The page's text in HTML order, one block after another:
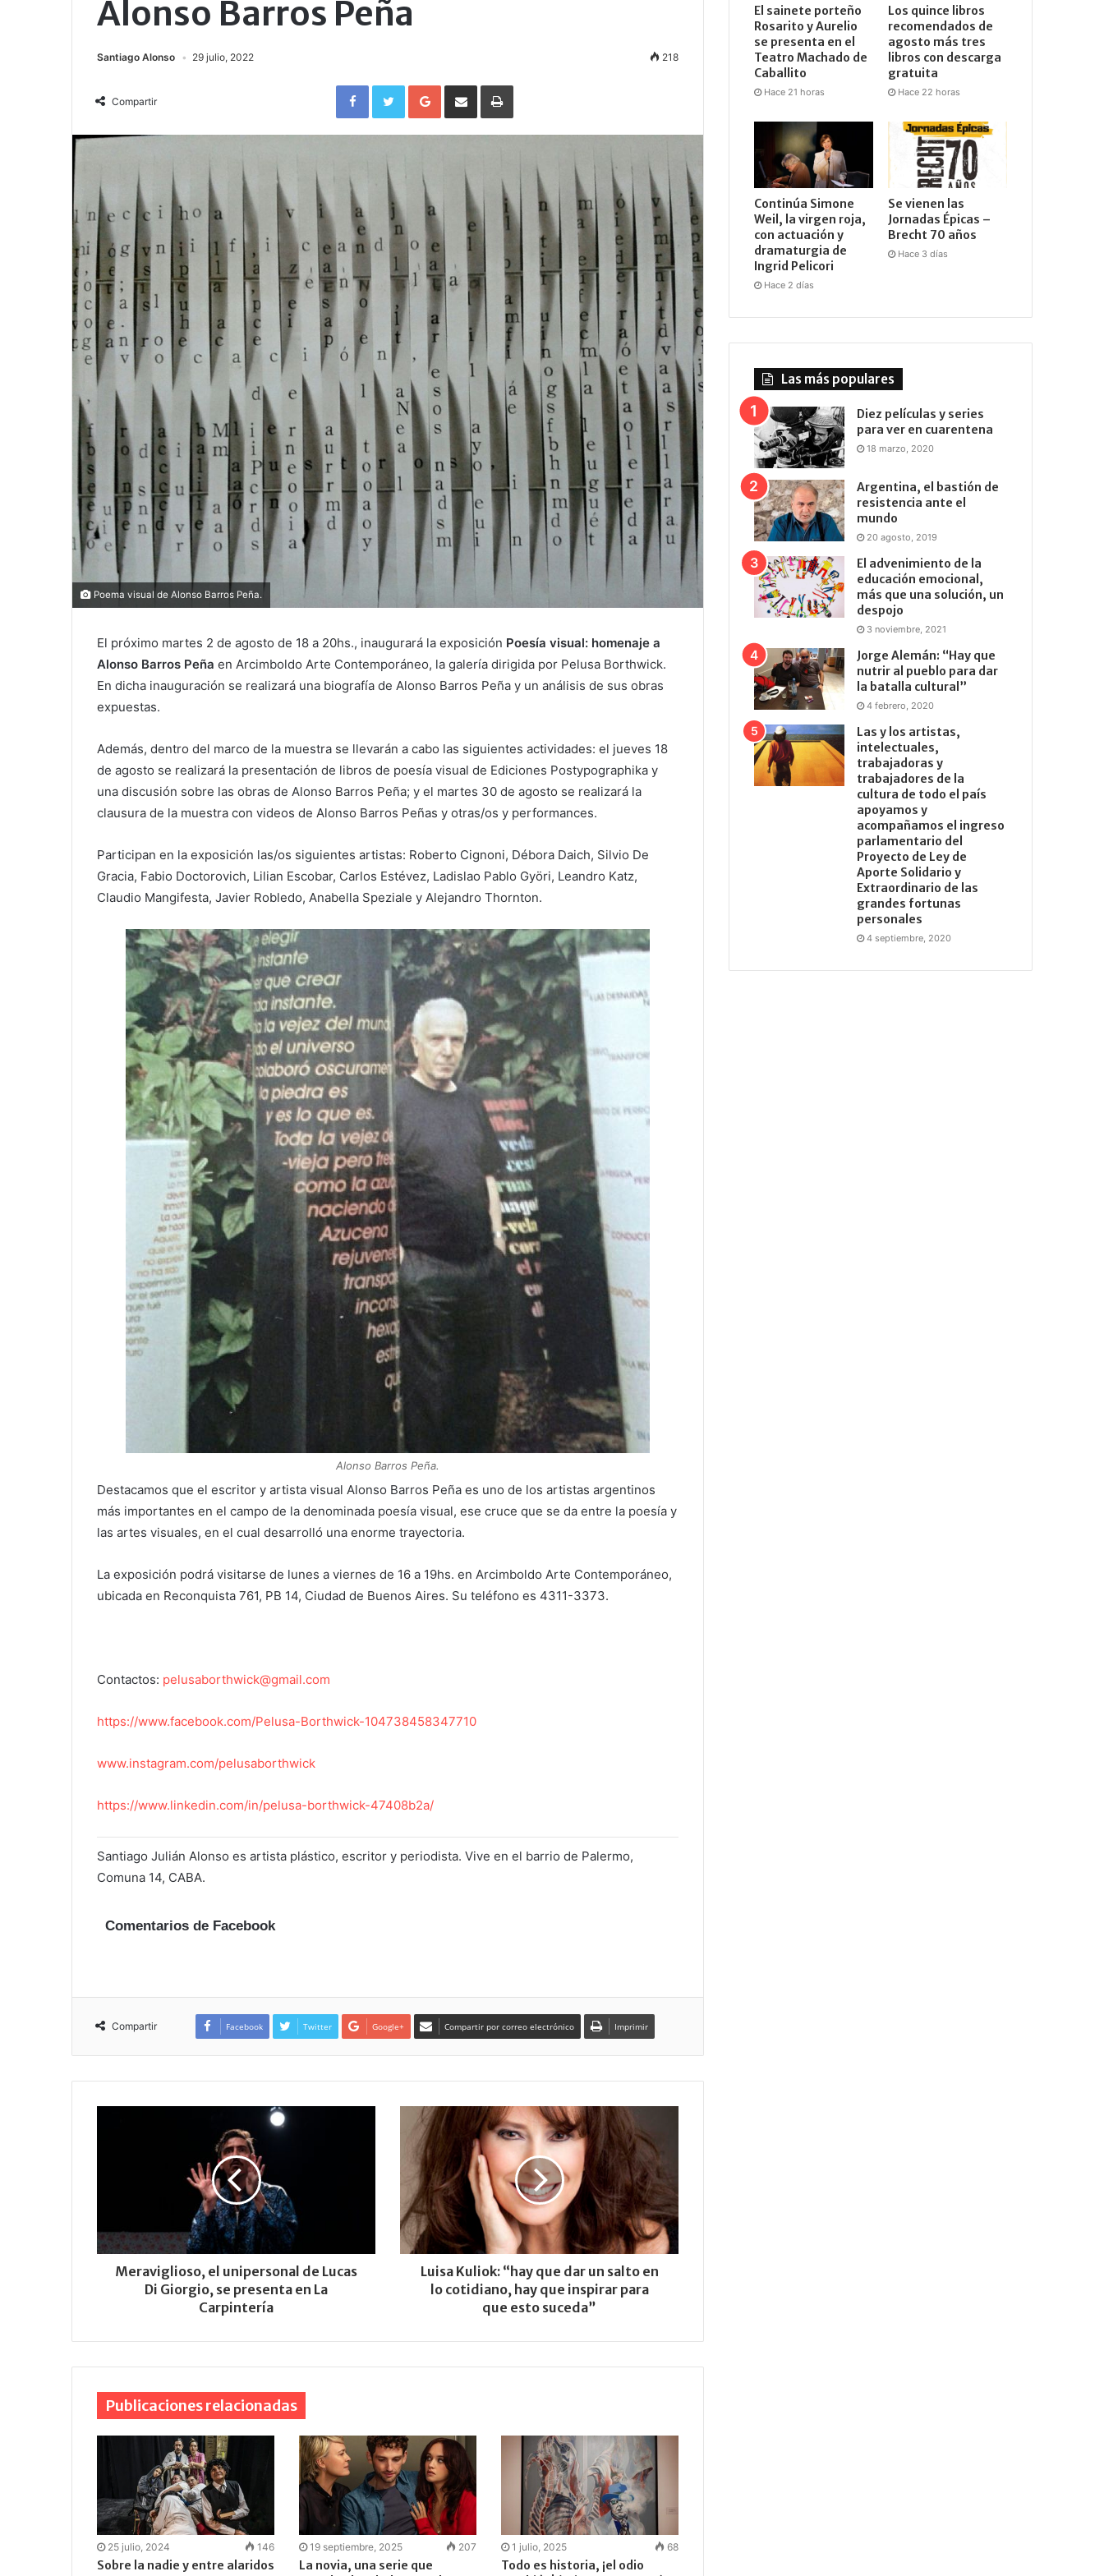
Alonso Barros Peña
Santiago Alonso 29 julio, 2022 218
Compartir
FacebookTwitterGoogle+Compartir por correo electrónicoImprimir
Poema visual de Alonso Barros Peña.
El próximo martes 2 de agosto de 18 a 20hs., inaugurará la exposición Poesía visual: homenaje a
Alonso Barros Peña en Arcimboldo Arte Contemporáneo, la galería dirigida por Pelusa Borthwick.
En dicha inauguración se realizará una biografía de Alonso Barros Peña y un análisis de sus obras
expuestas.
Además, dentro del marco de la muestra se llevarán a cabo las siguientes actividades: el jueves 18
de agosto se realizará la presentación de libros de poesía visual de Ediciones Postypographika y
una discusión sobre las obras de Alonso Barros Peña; y el martes 30 de agosto se realizará la
clausura de la muestra con videos de Alonso Barros Peñas y otras/os y performances.
Participan en la exposición las/os siguientes artistas: Roberto Cignoni, Débora Daich, Silvio De
Gracia, Fabio Doctorovich, Lilian Escobar, Carlos Estévez, Ladislao Pablo Györi, Leandro Katz,
Claudio Mangifesta, Javier Robledo, Anabella Speziale y Alejandro Thornton.
Alonso Barros Peña.
Destacamos que el escritor y artista visual Alonso Barros Peña es uno de los artistas argentinos
más importantes en el campo de la denominada poesía visual, ese cruce que se da entre la poesía y
las artes visuales, en el cual desarrolló una enorme trayectoria.
La exposición podrá visitarse de lunes a viernes de 16 a 19hs. en Arcimboldo Arte Contemporáneo,
ubicada en Reconquista 761, PB 14, Ciudad de Buenos Aires. Su teléfono es 4311-3373.
Contactos: pelusaborthwick@gmail.com
https://www.facebook.com/Pelusa-Borthwick-104738458347710
www.instagram.com/pelusaborthwick
https://www.linkedin.com/in/pelusa-borthwick-47408b2a/
Santiago Julián Alonso es artista plástico, escritor y periodista. Vive en el barrio de Palermo,
Comuna 14, CABA.
Comentarios de Facebook
Compartir Facebook Twitter Google+ Compartir por correo electrónico Imprimir
Meraviglioso, el unipersonal de Lucas
Di Giorgio, se presenta en La
Carpintería
Luisa Kuliok: “hay que dar un salto en
lo cotidiano, hay que inspirar para
que esto suceda”
Publicaciones relacionadas
25 julio, 2024 146
Sobre la nadie y entre alaridos
19 septiembre, 2025 207
La novia, una serie que
1 julio, 2025 68
Todo es historia, ¡el odio
El sainete porteño
Rosarito y Aurelio
se presenta en el
Teatro Machado de
Caballito
Hace 21 horas
Los quince libros
recomendados de
agosto más tres
libros con descarga
gratuita
Hace 22 horas
Continúa Simone
Weil, la virgen roja,
con actuación y
dramaturgia de
Ingrid Pelicori
Hace 2 días
Se vienen las
Jornadas Épicas –
Brecht 70 años
Hace 3 días
Las más populares
Diez películas y series
para ver en cuarentena
18 marzo, 2020
Argentina, el bastión de
resistencia ante el
mundo
20 agosto, 2019
El advenimiento de la
educación emocional,
más que una solución, un
despojo
3 noviembre, 2021
Jorge Alemán: “Hay que
nutrir al pueblo para dar
la batalla cultural”
4 febrero, 2020
Las y los artistas,
intelectuales,
trabajadoras y
trabajadores de la
cultura de todo el país
apoyamos y
acompañamos el ingreso
parlamentario del
Proyecto de Ley de
Aporte Solidario y
Extraordinario de las
grandes fortunas
personales
4 septiembre, 2020